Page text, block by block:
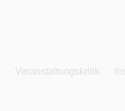
Veranstaltungskritik